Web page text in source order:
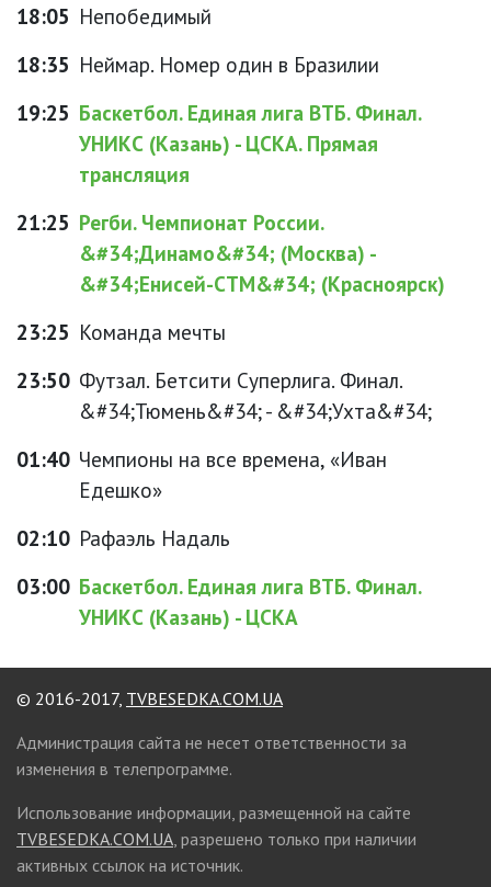
18:05 Непобедимый
18:35 Неймар. Номер один в Бразилии
19:25 Баскетбол. Единая лига ВТБ. Финал.
УНИКС (Казань) - ЦСКА. Прямая
трансляция
21:25 Регби. Чемпионат России.
&#34;Динамо&#34; (Москва) -
&#34;Енисей-СТМ&#34; (Красноярск)
23:25 Команда мечты
23:50 Футзал. Бетсити Суперлига. Финал.
&#34;Тюмень&#34; - &#34;Ухта&#34;
01:40 Чемпионы на все времена, «Иван
Едешко»
02:10 Рафаэль Надаль
03:00 Баскетбол. Единая лига ВТБ. Финал.
УНИКС (Казань) - ЦСКА
© 2016-2017, TVBESEDKA.COM.UA
Администрация сайта не несет ответственности за
изменения в телепрограмме.
Использование информации, размещенной на сайте
TVBESEDKA.COM.UA, разрешено только при наличии
активных ссылок на источник.